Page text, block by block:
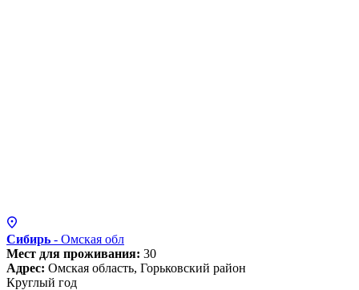
Сибирь - Омская обл
Мест для проживания: 30
Адрес: Омская область, Горьковский район
Круглый год